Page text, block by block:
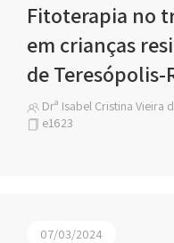
Fitoterapia no
em crianças
de Teresópolis-
Drª Isabel Cristina Vieira
e1623
07/03/2024